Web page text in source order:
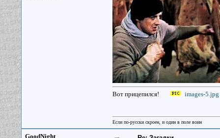
Вот прицепился! images-5.jpg
Если по-русски скроен, и один в поле воин
GoodNight